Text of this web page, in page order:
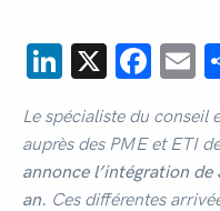
LinkedIn
X
Le spécialiste du
auprès des PME et ETI
annonce l’intégration
an. Ces différentes